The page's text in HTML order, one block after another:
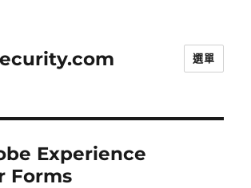
選單
Experience
Forms